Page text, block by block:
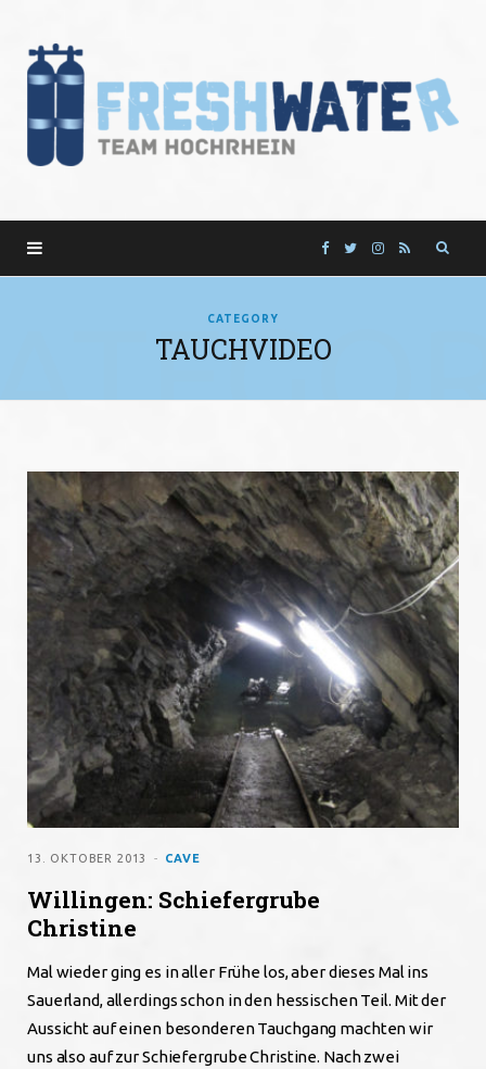
F
c
b
o
k
T
t
r
I
a
g
m
R
CATEGORY
TAUCHVIDEO
CAVE
13. OKTOBER 2013
Willingen: Schiefergrube
Christine
Mal wieder ging es in aller Frühe los, aber dieses Mal ins
Sauerland, allerdings schon in den hessischen Teil. Mit der
Aussicht auf einen besonderen Tauchgang machten wir
uns also auf zur Schiefergrube Christine. Nach zwei